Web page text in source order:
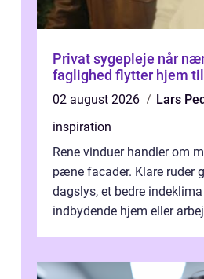
Privat sygepleje når nærvær og
faglighed flytter hjem
02 august 2026
Lars
inspiration
Rene vinduer handler om
pæne facader. Klare ruder
dagslys, et bedre
indbydende hjem eller